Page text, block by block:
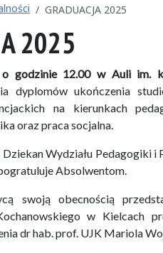
GRADUACJA 2025
2025
godzinie 12.00 w Auli im.
dyplomów ukończenia
na kierunkach
oraz praca socjalna.
Wydziału Pedagogiki i
Absolwentom.
swoją obecnością
w Kielcach
dr hab. prof. UJK Mariola